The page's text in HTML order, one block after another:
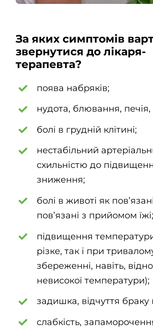
За яких симптомів
звернутися до лікаря-
терапевта?
поява набряків;
нудота, блювання,
болі в грудній клітині;
нестабільний
схильністю до
зниження;
болі в животі як
пов’язані з прийомом їжі;
підвищення
різке, так і при
збереженні, навіть,
невисокої температури);
задишка, відчуття браку
слабкість,